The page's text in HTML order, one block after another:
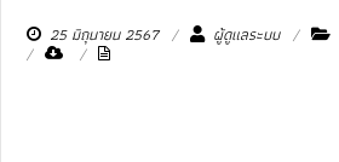
25 มิถุนายน 2567 ผู้ดูแลระบบ